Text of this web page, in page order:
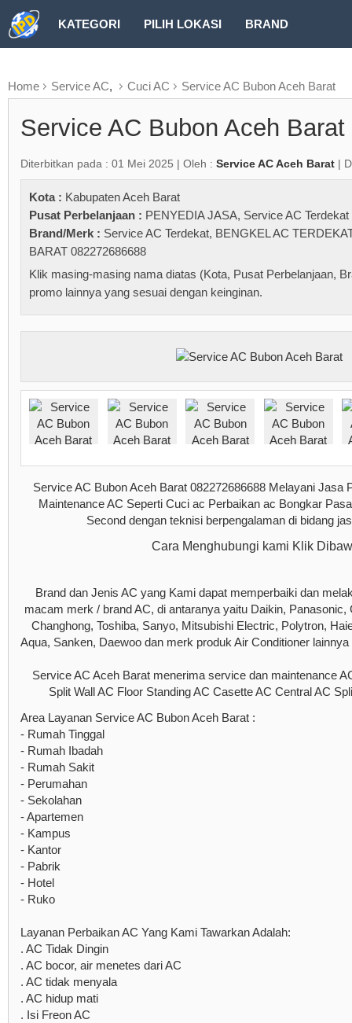
KATEGORI PILIH LOKASI BRAND
Home
Service AC, Cuci AC Service AC Bubon Aceh Barat
Service AC Bubon Aceh Barat
Diterbitkan pada : 01 Mei 2025 | Oleh : Service AC Aceh Barat |
Kota : Kabupaten Aceh Barat
Pusat Perbelanjaan : PENYEDIA JASA, Service AC Terdekat
Brand/Merk : Service AC Terdekat, BENGKEL AC TERDEKAT
BARAT 082272686688
Klik masing-masing nama diatas (Kota, Pusat Perbelanjaan,
promo lainnya yang sesuai dengan keinginan.
Service AC Bubon Aceh Barat 082272686688 Melayani Jasa
Maintenance AC Seperti Cuci ac Perbaikan ac Bongkar
Second dengan teknisi berpengalaman di bidang
Cara Menghubungi kami Klik
Brand dan Jenis AC yang Kami dapat memperbaiki dan
macam merk / brand AC, di antaranya yaitu Daikin,
Changhong, Toshiba, Sanyo, Mitsubishi Electric, Polytron,
Aqua, Sanken, Daewoo dan merk produk Air Conditioner
Service AC Aceh Barat menerima service dan maintenance
Split Wall AC Floor Standing AC Casette AC Central AC
Area Layanan Service AC Bubon Aceh Barat :
- Rumah Tinggal
- Rumah Ibadah
- Rumah Sakit
- Perumahan
- Sekolahan
- Apartemen
- Kampus
- Kantor
- Pabrik
- Hotel
- Ruko
Layanan Perbaikan AC Yang Kami Tawarkan Adalah:
. AC Tidak Dingin
. AC bocor, air menetes dari AC
. AC tidak menyala
. AC hidup mati
. Isi Freon AC